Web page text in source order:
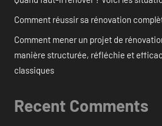
Comment réussir sa rénovation
Comment mener un projet de
manière structurée, réfléchie et
classiques
Recent Comments